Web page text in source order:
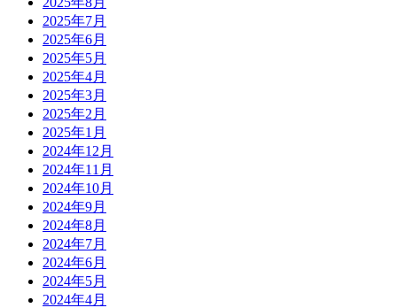
2025年7月
2025年6月
2025年5月
2025年4月
2025年3月
2025年2月
2025年1月
2024年12月
2024年11月
2024年10月
2024年9月
2024年8月
2024年7月
2024年6月
2024年5月
2024年4月